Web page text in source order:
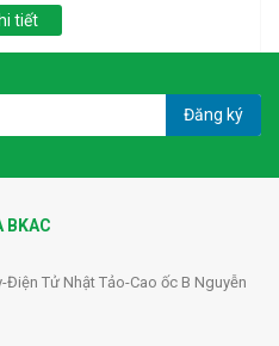
tiết
Đăng ký
BKAC
Điện Tử Nhật Tảo-Cao ốc B Nguyễn